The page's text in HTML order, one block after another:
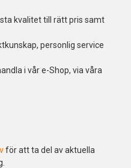
kvalitet till rätt pris samt
personlig service
i vår e-Shop, via våra
för att ta del av aktuella